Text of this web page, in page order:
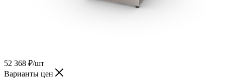
52 368 ₽/шт
Варианты цен